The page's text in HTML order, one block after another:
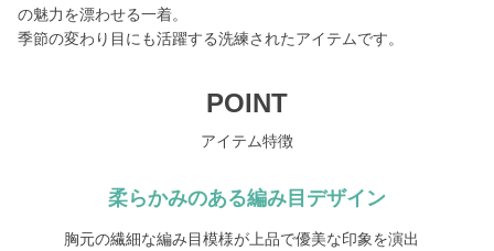
の魅力を漂わせる一着。
季節の変わり目にも活躍する洗練されたアイテムです。
POINT
アイテム特徴
柔らかみのある編み目デザイン
胸元の繊細な編み目模様が上品で優美な印象を演出